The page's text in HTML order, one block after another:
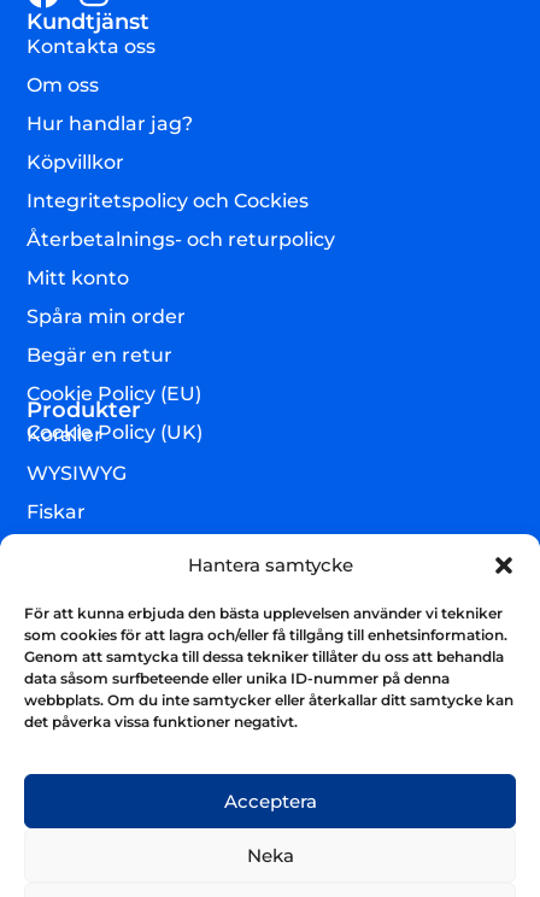
Hantera samtycke
För att kunna erbjuda den bästa upplevelsen använder vi tekniker
som cookies för att lagra och/eller få tillgång till enhetsinformation.
Genom att samtycka till dessa tekniker tillåter du oss att behandla
data såsom surfbeteende eller unika ID-nummer på denna
webbplats. Om du inte samtycker eller återkallar ditt samtycke kan
det påverka vissa funktioner negativt.
Acceptera
Neka
Kundtjänst
Kontakta oss
Om oss
Hur handlar jag?
Köpvillkor
Integritetspolicy och Cockies
Återbetalnings- och returpolicy
Mitt konto
Spåra min order
Begär en retur
Cookie Policy (EU)
Cookie Policy (UK)
Produkter
Koraller
WYSIWYG
Fiskar
Teknik & utrustning
Varumärken
Akvarium & sump
Nyhetsbrev